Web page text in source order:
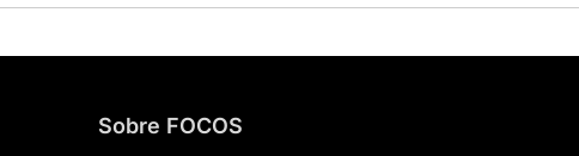
Sobre FOCOS